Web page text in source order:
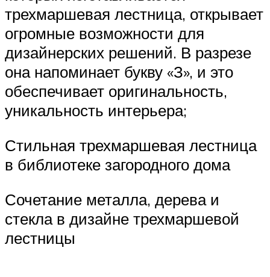
трехмаршевая лестница, открывает
огромные возможности для
дизайнерских решений. В разрезе
она напоминает букву «З», и это
обеспечивает оригинальность,
уникальность интерьера;
Стильная трехмаршевая лестница
в библиотеке загородного дома
Сочетание металла, дерева и
стекла в дизайне трехмаршевой
лестницы